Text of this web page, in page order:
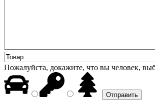
Пожалуйста, докажите, что вы человек,